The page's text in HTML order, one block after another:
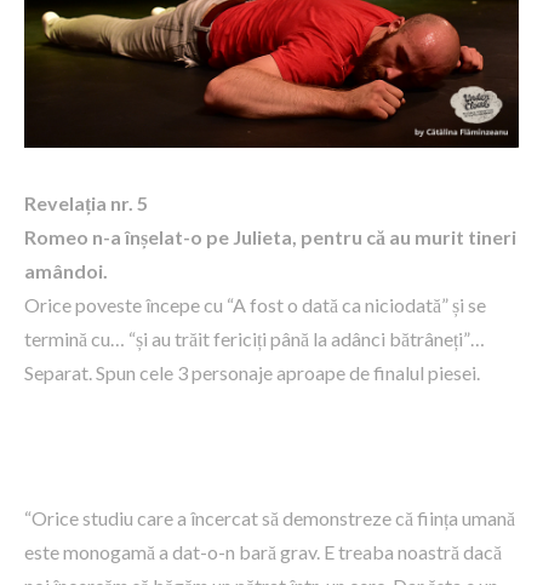
Revelația nr. 5
Romeo n-a înșelat-o pe Julieta, pentru că au murit tineri
amândoi.
Orice poveste începe cu “A fost o dată ca niciodată” și se
termină cu… “și au trăit fericiți până la adânci bătrâneți”…
Separat. Spun cele 3 personaje aproape de finalul piesei.
“Orice studiu care a încercat să demonstreze că ființa umană
este monogamă a dat-o-n bară grav. E treaba noastră dacă